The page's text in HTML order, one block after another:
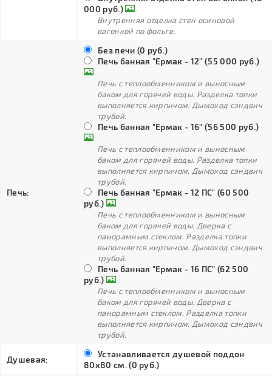
000 руб.)
Внутренняя отделка стен осиновой
вагонкой по фольге.
Печь:
Без печи (0 руб.)
Печь банная "Ермак - 12" (55 000 руб.)
Печь с теплообменником и выносным
баком для горячей воды. Разделка топки
выполняется кирпичом. Дымоход сэндвич
трубой.
Печь банная "Ермак - 16" (56 500 руб.)
Печь с теплообменником и выносным
баком для горячей воды. Разделка топки
выполняется кирпичом. Дымоход сэндвич
трубой.
Печь банная "Ермак - 12 ПС" (60 500
руб.)
Печь с теплообменником и выносным
баком для горячей воды. Дверка с
панорамным стеклом. Разделка топки
выполняется кирпичом. Дымоход сэндвич
трубой.
Печь банная "Ермак - 16 ПС" (62 500
руб.)
Печь с теплообменником и выносным
баком для горячей воды. Дверка с
панорамным стеклом. Разделка топки
выполняется кирпичом. Дымоход сэндвич
трубой.
Душевая:
Устанавливается душевой поддон
80х80 см. (0 руб.)